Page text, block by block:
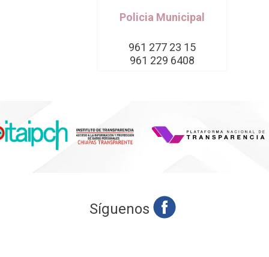
Policia Municipal
961 277 23 15
961 229 6408
Síguenos